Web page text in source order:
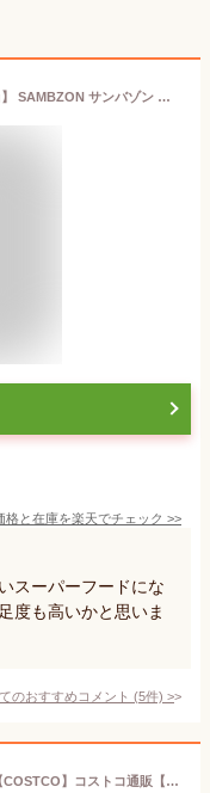
【大人気商品】【COSTCO】【1袋800g】 SAMBZON サンバゾン オーガニックアサイー スムージーパック 800g(100g×8袋)（冷凍食品） コストコ 冷凍アサイー 朝食 フルーツ 健康食品 ダイエット ハワイ プレゼント 誕生日 母の日 父の日 ギフト 3,980円以上購入で送料無料
格と在庫を楽天でチェック >>
スーパーフードにな
度も高いかと思いま
のおすすめコメント (5件) >
あす楽/5の倍数日楽カード5倍★即納★【COSTCO】コストコ通販【味の素】三元豚のとんかつ 810g（冷凍食品）